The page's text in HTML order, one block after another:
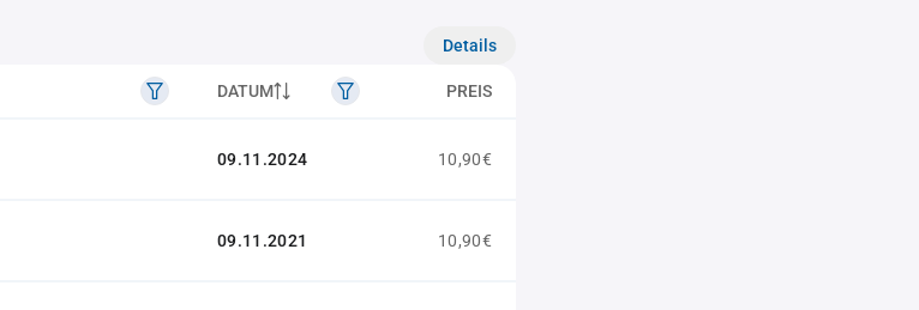
Details
DATUM PREIS
09.11.2024 10,90€
09.11.2021 10,90€